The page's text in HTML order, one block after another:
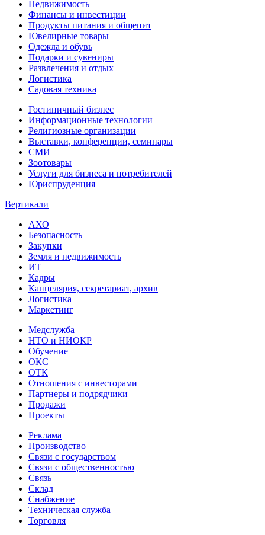
Недвижимость
Финансы и инвестиции
Продукты питания и общепит
Ювелирные товары
Одежда и обувь
Подарки и сувениры
Развлечения и отдых
Логистика
Садовая техника
Гостиничный бизнес
Информационные технологии
Религиозные организации
Выставки, конференции, семинары
СМИ
Зоотовары
Услуги для бизнеса и потребителей
Юриспруденция
Вертикали
АХО
Безопасность
Закупки
Земля и недвижимость
ИТ
Кадры
Канцелярия, секретариат, архив
Логистика
Маркетинг
Медслужба
НТО и НИОКР
Обучение
ОКС
ОТК
Отношения с инвесторами
Партнеры и подрядчики
Продажи
Проекты
Реклама
Производство
Связи с государством
Связи с общественностью
Связь
Склад
Снабжение
Техническая служба
Торговля